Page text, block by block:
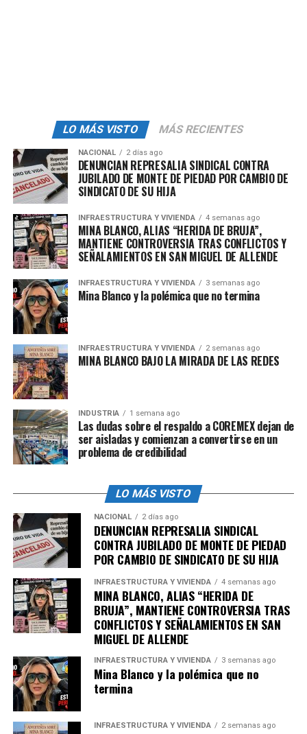
electoral.
Fuente:Crónicas y Verdades
admin
LO MÁS VISTO MÁS RECIENTES
NACIONAL 2 días ago
DENUNCIAN REPRESALIA SINDICAL CONTRA
JUBILADO DE MONTE DE PIEDAD POR CAMBIO DE
SINDICATO DE SU HIJA
INFRAESTRUCTURA Y VIVIENDA 4 semanas ago
MINA BLANCO, ALIAS “HERIDA DE BRUJA”,
MANTIENE CONTROVERSIA TRAS CONFLICTOS Y
SEÑALAMIENTOS EN SAN MIGUEL DE ALLENDE
INFRAESTRUCTURA Y VIVIENDA 3 semanas ago
Mina Blanco y la polémica que no termina
INFRAESTRUCTURA Y VIVIENDA 2 semanas ago
MINA BLANCO BAJO LA MIRADA DE LAS REDES
INDUSTRIA 1 semana ago
Las dudas sobre el respaldo a COREMEX dejan de
ser aisladas y comienzan a convertirse en un
problema de credibilidad
LO MÁS VISTO
NACIONAL 2 días ago
DENUNCIAN REPRESALIA SINDICAL
CONTRA JUBILADO DE MONTE DE PIEDAD
POR CAMBIO DE SINDICATO DE SU HIJA
INFRAESTRUCTURA Y VIVIENDA 4 semanas ago
MINA BLANCO, ALIAS “HERIDA DE
BRUJA”, MANTIENE CONTROVERSIA TRAS
CONFLICTOS Y SEÑALAMIENTOS EN SAN
MIGUEL DE ALLENDE
INFRAESTRUCTURA Y VIVIENDA 3 semanas ago
Mina Blanco y la polémica que no
termina
INFRAESTRUCTURA Y VIVIENDA 2 semanas ago